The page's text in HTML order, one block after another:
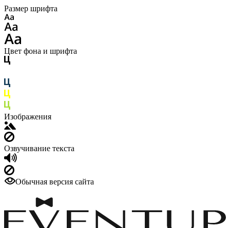
Размер шрифта
Цвет фона и шрифта
Изображения
Озвучивание текста
Обычная версия сайта